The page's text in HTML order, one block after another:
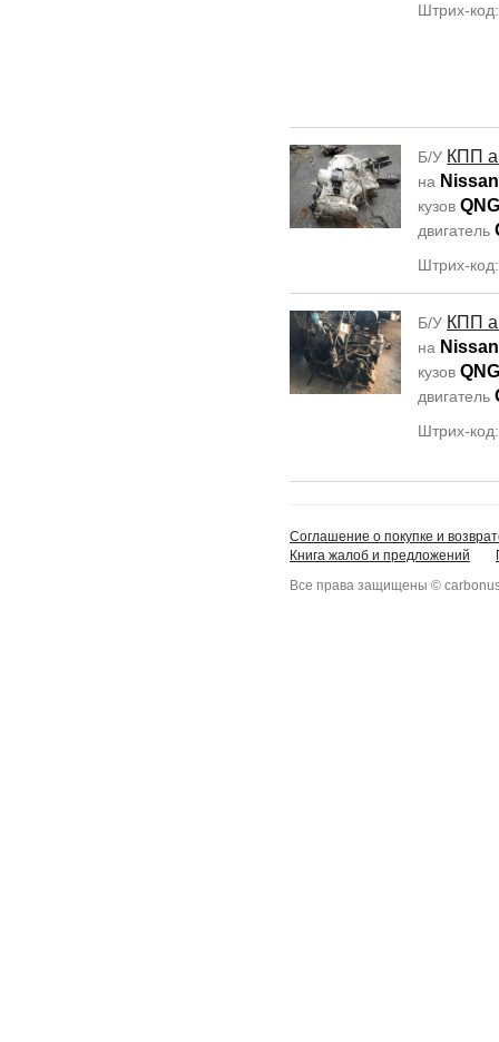
Штрих-
Б/У КПП
на
кузов
двигатель
Штрих-
Б/У КПП
на
кузов
двигатель
Штрих-
Соглашение о покупке и
Книга жалоб и предложений
Все права защищены ©